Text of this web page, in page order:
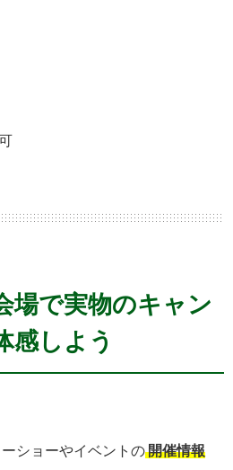
場で実物のキャン
感しよう
ショーやイベントの開催情報